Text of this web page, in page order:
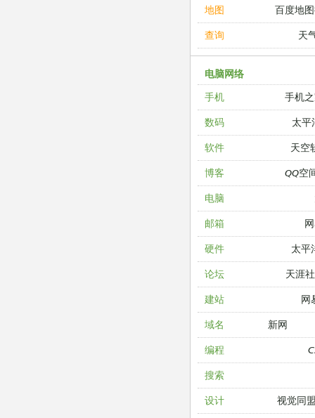
地图 百度地
查询 天
电脑网络
手机
手机
数码 太平
软件 天空
博客 QQ空
电脑
邮箱
硬件 太平
论坛 天涯
建站 网
域名 新网
编程
搜索
设计 视觉同